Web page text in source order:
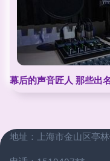
幕后的声音匠人 那些出
地址：上海市金山区亭